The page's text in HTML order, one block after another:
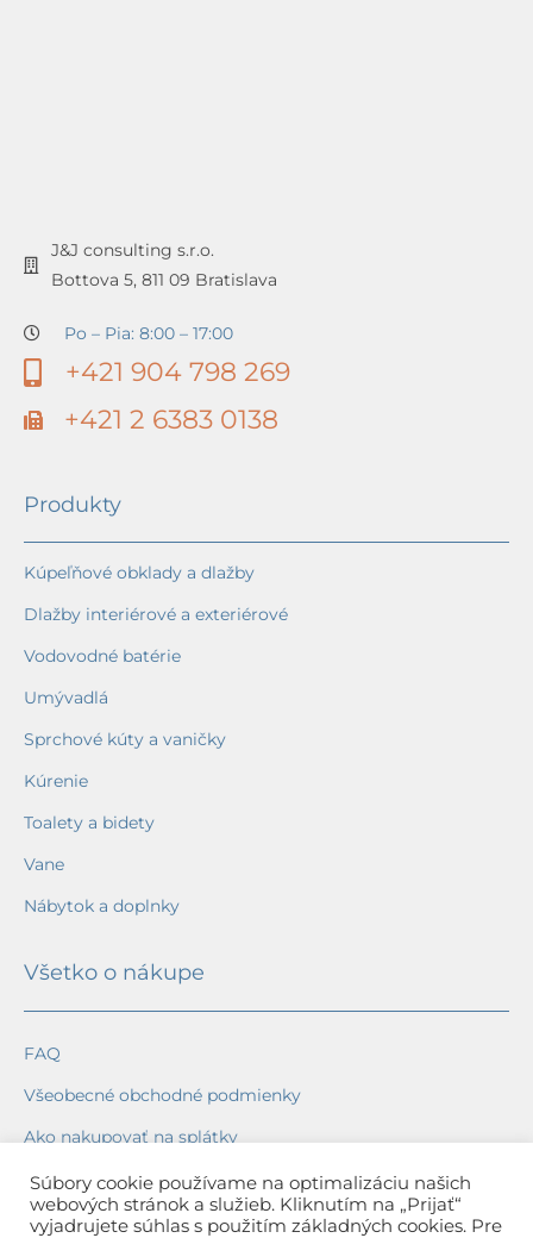
J&J consulting s.r.o.
Bottova 5, 811 09 Bratislava
Po – Pia: 8:00 – 17:00
+421 904 798 269
+421 2 6383 0138
Produkty
Kúpeľňové obklady a dlažby
Dlažby interiérové a exteriérové
Vodovodné batérie
Umývadlá
Sprchové kúty a vaničky
Kúrenie
Toalety a bidety
Vane
Nábytok a doplnky
Všetko o nákupe
FAQ
Všeobecné obchodné podmienky
Ako nakupovať na splátky
Ochrana osobných údajov
Reklamačný poriadok
Súbory cookie používame na optimalizáciu našich
webových stránok a služieb. Kliknutím na „Prijať“
vyjadrujete súhlas s použitím základných cookies. Pre